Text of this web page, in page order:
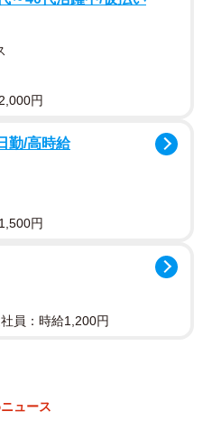
角度いいでしょ！」とたく
多くの職員の理解は得られ
ま (@aquamarinestaff)July
円
勤/高時給
円
員：時給1,200円
ュース